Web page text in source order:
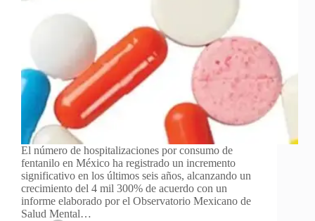
El número de hospitalizaciones por consumo de
fentanilo en México ha registrado un incremento
significativo en los últimos seis años, alcanzando un
crecimiento del 4 mil 300% de acuerdo con un
informe elaborado por el Observatorio Mexicano de
Salud Mental…